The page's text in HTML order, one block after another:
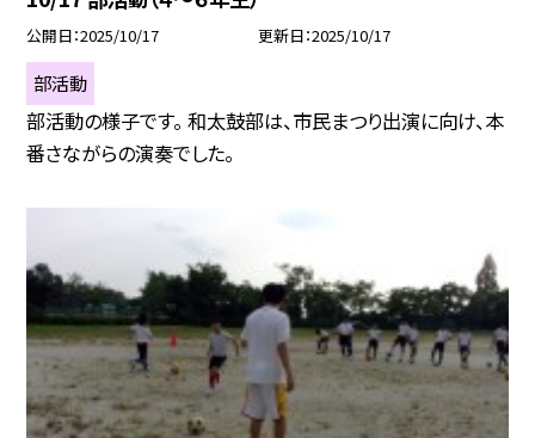
公開日 2025/10/17 更新日 2025/10/17
部活動
部活動の様子です。 和太鼓部は、市民まつり出演に向け、本
番さながらの演奏でした。